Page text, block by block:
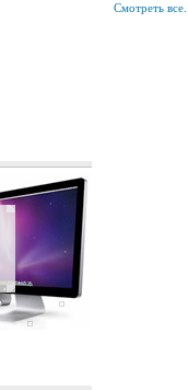
Смотреть все...